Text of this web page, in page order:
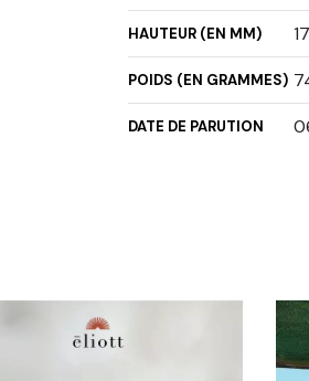
HAUTEUR (EN MM)
POIDS (EN GRAMMES)
DATE DE PARUTION